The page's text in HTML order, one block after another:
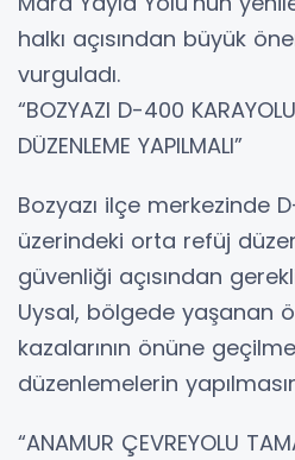
halkı açısından büyük
vurguladı.
“BOZYAZI D-400
DÜZENLEME YAPILMALI”
Bozyazı ilçe merkezinde
üzerindeki orta refüj
güvenliği açısından
Uysal, bölgede yaşanan
kazalarının önüne
düzenlemelerin
“ANAMUR ÇEVREYOLU